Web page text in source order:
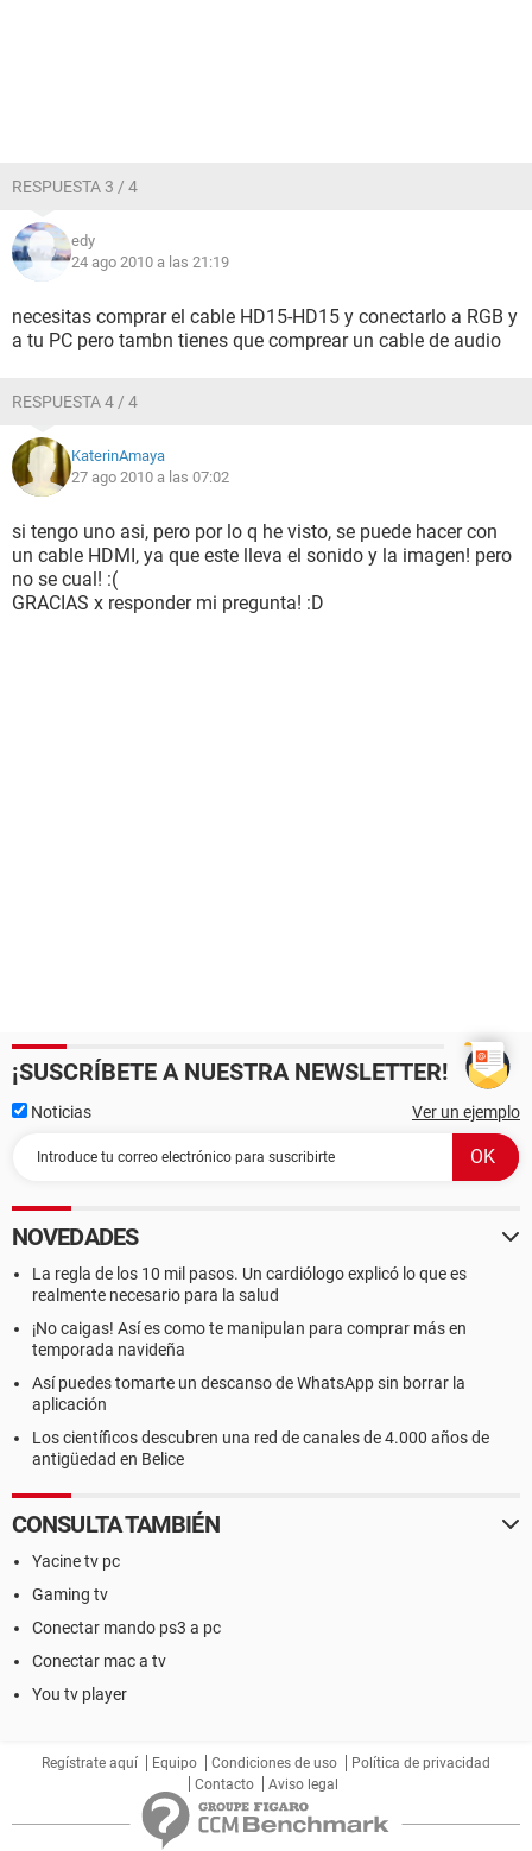
RESPUESTA 3 / 4
edy
24 ago 2010 a las 21:19
necesitas comprar el cable HD15-HD15 y conectarlo a RGB y
a tu PC pero tambn tienes que comprear un cable de audio
RESPUESTA 4 / 4
KaterinAmaya
27 ago 2010 a las 07:02
si tengo uno asi, pero por lo q he visto, se puede hacer con
un cable HDMI, ya que este lleva el sonido y la imagen! pero
no se cual! :(
GRACIAS x responder mi pregunta! :D
¡SUSCRÍBETE A NUESTRA NEWSLETTER!
Noticias Ver un ejemplo
NOVEDADES
La regla de los 10 mil pasos. Un cardiólogo explicó lo que es
realmente necesario para la salud
¡No caigas! Así es como te manipulan para comprar más en
temporada navideña
Así puedes tomarte un descanso de WhatsApp sin borrar la
aplicación
Los científicos descubren una red de canales de 4.000 años de
antigüedad en Belice
CONSULTA TAMBIÉN
Yacine tv pc
Gaming tv
Conectar mando ps3 a pc
Conectar mac a tv
You tv player
Regístrate aquí Equipo Condiciones de uso
Política de privacidad
Contacto
Aviso legal